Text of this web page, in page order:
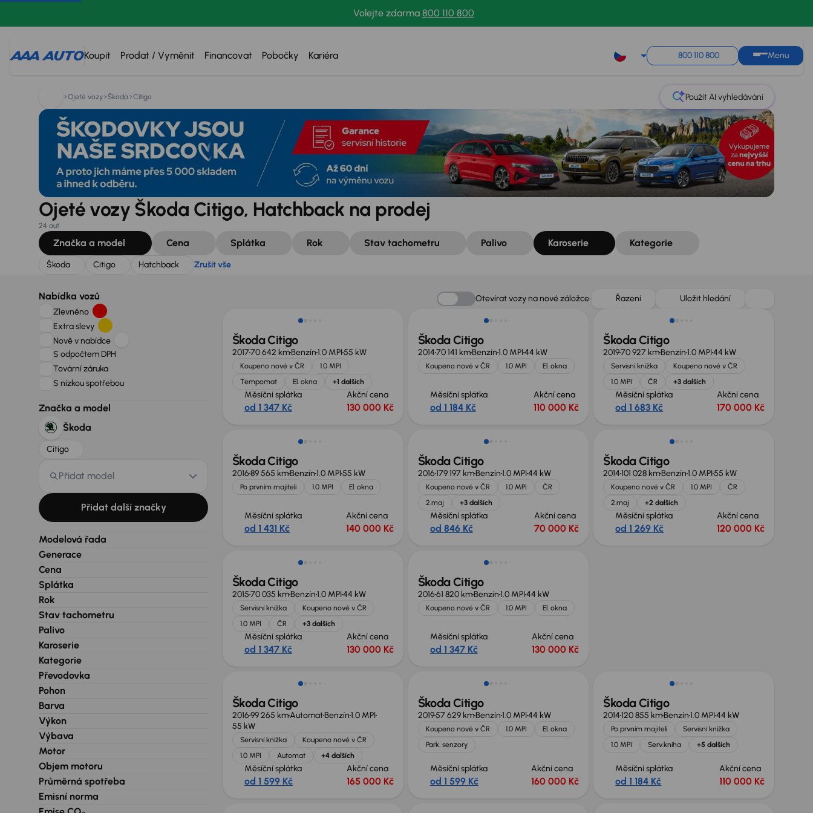
Volejte zdarma 800 110 800
Koupit Prodat / Vyměnit Financovat Pobočky Kariéra 800 110 800 Menu
Hledáte: Zrušit vše
Ojeté vozy Škoda Citigo Použít AI vyhledávání
Ojeté vozy Škoda Citigo, Hatchback na prodej
24 aut
Značka a model Cena Splátka Rok Stav tachometru Palivo Karoserie Kategorie
Škoda Citigo Hatchback Zrušit vše
Nabídka vozů
Zlevněno
Extra slevy
Nově v nabídce
S odpočtem DPH
Tovární záruka
S nízkou spotřebou
Značka a model
Škoda
Citigo
Přidat model
Přidat další značky
Modelová řada
Generace
Cena
Splátka
Rok
Stav tachometru
Palivo
Karoserie
Kategorie
Převodovka
Pohon
Barva
Výkon
Výbava
Motor
Objem motoru
Průměrná spotřeba
Emisní norma
Otevírat vozy na nové záložce Řazení Uložit hledání
Škoda Citigo
201770 642 kmBenzín1.0 MPI55 kW
Koupeno nové v ČR
1.0 MPI
Tempomat
El. okna +1 dalších
Měsíční splátka
od 1 347 Kč
Akční cena
130 000 Kč
Zlevněno o 10 000 Kč
Škoda Citigo
201470 141 kmBenzín1.0 MPI44 kW
Koupeno nové v ČR 1.0 MPI El. okna
Měsíční splátka
od 1 184 Kč
Akční cena
110 000 Kč
Zlevněno o 10 000 Kč
Škoda Citigo
201970 927 kmBenzín1.0 MPI44 kW
Servisní knížka
Koupeno nové v ČR
1.0 MPI
ČR +3 dalších
Měsíční splátka
od 1 683 Kč
Akční cena
170 000 Kč
Škoda Citigo
201689 565 kmBenzín1.0 MPI55 kW
Po prvním majiteli 1.0 MPI El. okna
Měsíční splátka
od 1 431 Kč
Akční cena
140 000 Kč
Škoda Citigo
2016179 197 kmBenzín1.0 MPI44 kW
Koupeno nové v ČR 1.0 MPI
ČR
2.maj
+3 dalších
Měsíční splátka
od 846 Kč
Akční cena
70 000 Kč
Škoda Citigo
2014101 028 kmBenzín1.0 MPI55 kW
Koupeno nové v ČR 1.0 MPI
ČR
2.maj
+2 dalších
Měsíční splátka
od 1 269 Kč
Akční cena
120 000 Kč
Škoda Citigo
201570 035 kmBenzín1.0 MPI44 kW
Servisní knížka
Koupeno nové v ČR
1.0 MPI
ČR +3 dalších
Měsíční splátka
od 1 347 Kč
Akční cena
130 000 Kč
Zlevněno o 10 000 Kč
Škoda Citigo
201661 820 kmBenzín1.0 MPI44 kW
Koupeno nové v ČR 1.0 MPI El. okna
Měsíční splátka
od 1 347 Kč
Akční cena
130 000 Kč
Škoda Citigo
201699 265 kmAutomatBenzín1.0 MPI
55 kW
Servisní knížka
Koupeno nové v ČR
1.0 MPI
Automat +4 dalších
Měsíční splátka
od 1 599 Kč
Akční cena
165 000 Kč
Zlevněno o 10 000 Kč
Škoda Citigo
201957 629 kmBenzín1.0 MPI44 kW
Koupeno nové v ČR 1.0 MPI
El. okna
Park. senzory
Měsíční splátka
od 1 599 Kč
Akční cena
160 000 Kč
Škoda Citigo
2014120 855 kmBenzín1.0 MPI44 kW
Po prvním majiteli
Servisní knížka
1.0 MPI
Serv.kniha +5 dalších
Měsíční splátka
od 1 184 Kč
Akční cena
110 000 Kč
Nově v nabídce